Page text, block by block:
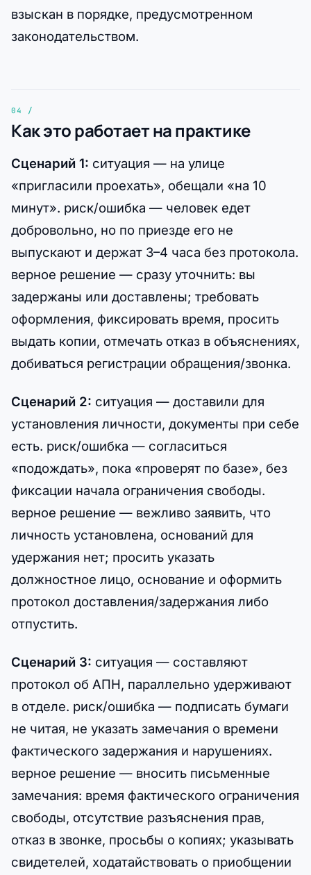
взыскан в порядке, предусмотренном
законодательством.
Как это работает на практике
Сценарий 1: ситуация — на улице
«пригласили проехать», обещали «на 10
минут». риск/ошибка — человек едет
добровольно, но по приезде его не
выпускают и держат 3–4 часа без протокола.
верное решение — сразу уточнить: вы
задержаны или доставлены; требовать
оформления, фиксировать время, просить
выдать копии, отмечать отказ в объяснениях,
добиваться регистрации обращения/звонка.
Сценарий 2: ситуация — доставили для
установления личности, документы при себе
есть. риск/ошибка — согласиться
«подождать», пока «проверят по базе», без
фиксации начала ограничения свободы.
верное решение — вежливо заявить, что
личность установлена, оснований для
удержания нет; просить указать
должностное лицо, основание и оформить
протокол доставления/задержания либо
отпустить.
Сценарий 3: ситуация — составляют
протокол об АПН, параллельно удерживают
в отделе. риск/ошибка — подписать бумаги
не читая, не указать замечания о времени
фактического задержания и нарушениях.
верное решение — вносить письменные
замечания: время фактического ограничения
свободы, отсутствие разъяснения прав,
отказ в звонке, просьбы о копиях; указывать
свидетелей, ходатайствовать о приобщении